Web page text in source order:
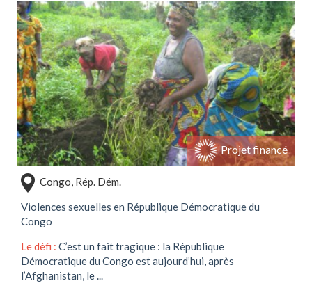
Projet financé
Soutenir ce projet
Congo, Rép. Dém.
Violences sexuelles en République Démocratique du
Congo
Le défi : C’est un fait tragique : la République
Démocratique du Congo est aujourd’hui, après
l’Afghanistan, le ...